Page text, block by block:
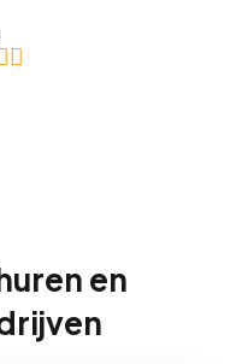
en